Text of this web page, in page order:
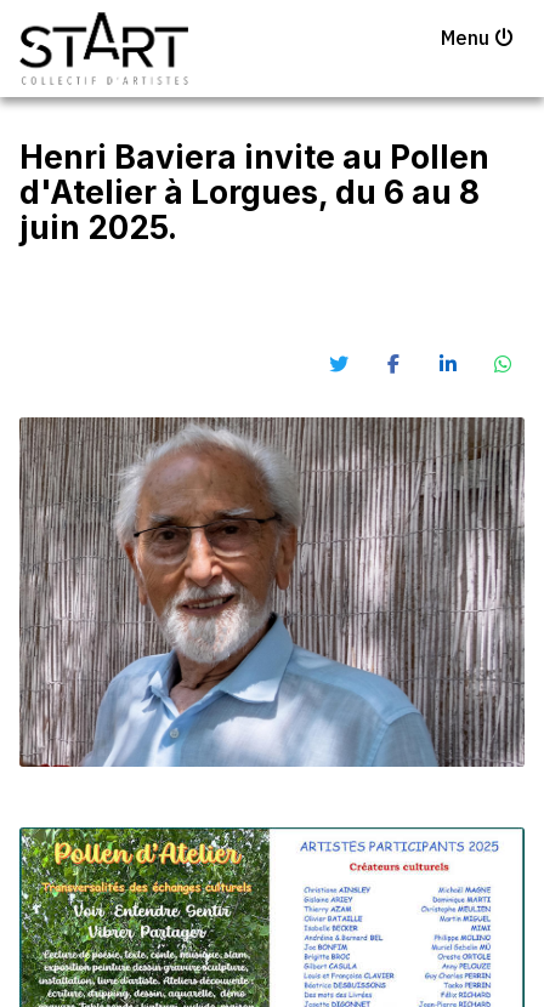
Menu
Henri Baviera invite au Pollen
d'Atelier à Lorgues, du 6 au 8
juin 2025.